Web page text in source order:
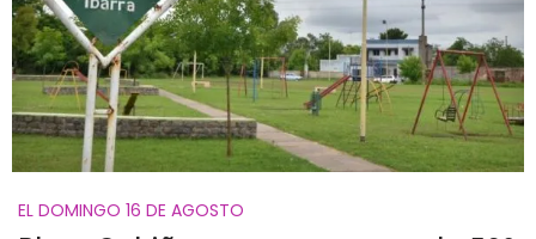
EL DOMINGO 16 DE AGOSTO